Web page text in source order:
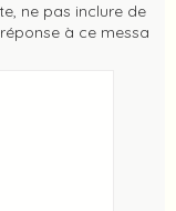
ne pas inclure de
à ce message